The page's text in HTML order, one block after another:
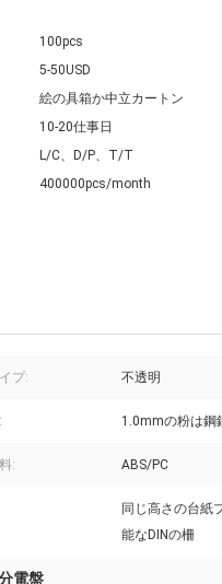
100pcs
5-50USD
絵の具箱か中立カートン
10-20仕事日
L/C、D/P、T/T
400000pcs/month
プ: 不透明
1.0mmの粉は鋼
: ABS/PC
同じ高さの台紙
能なDINの柵
電盤